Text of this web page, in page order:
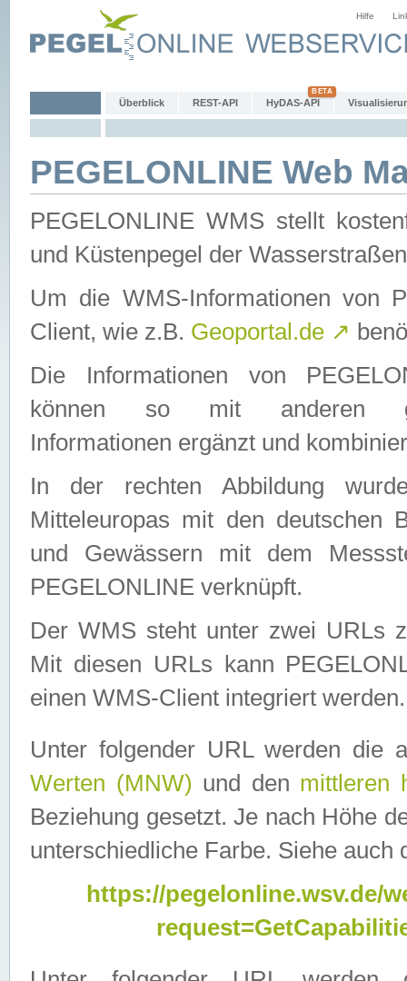
Hilfe
Überblick REST-API HyDAS-API
PEGELONLINE Web
PEGELONLINE WMS stellt
und Küstenpegel der
Um die WMS-Informationen von
Client, wie z.B. Geoportal.de ↗
Die Informationen von
können so mit anderen
Informationen ergänzt und
In der rechten Abbildung
Mitteleuropas mit den deutschen
und Gewässern mit dem
PEGELONLINE verknüpft.
Der WMS steht unter zwei URLs
Mit diesen URLs kann
einen WMS-Client integriert werden.
Unter folgender URL werden die
Werten (MNW) und den mittleren
Beziehung gesetzt. Je nach Höhe
unterschiedliche Farbe. Siehe auch
https://pegelonline.wsv.de/